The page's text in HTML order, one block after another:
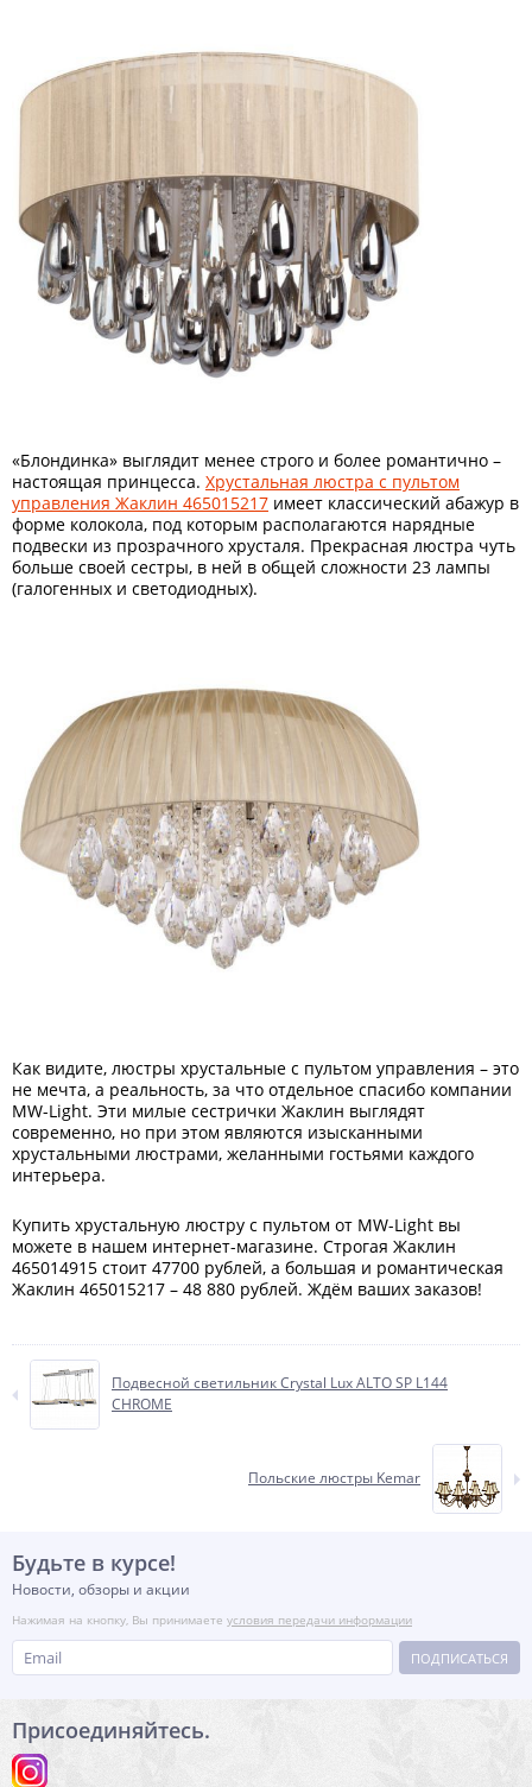
«Блондинка» выглядит менее строго и более романтично –
настоящая принцесса. Хрустальная люстра с пультом
управления Жаклин 465015217 имеет классический абажур в
форме колокола, под которым располагаются нарядные
подвески из прозрачного хрусталя. Прекрасная люстра чуть
больше своей сестры, в ней в общей сложности 23 лампы
(галогенных и светодиодных).
Как видите, люстры хрустальные с пультом управления – это
не мечта, а реальность, за что отдельное спасибо компании
MW-Light. Эти милые сестрички Жаклин выглядят
современно, но при этом являются изысканными
хрустальными люстрами, желанными гостьями каждого
интерьера.
Купить хрустальную люстру с пультом от MW-Light вы
можете в нашем интернет-магазине. Строгая Жаклин
465014915 стоит 47700 рублей, а большая и романтическая
Жаклин 465015217 – 48 880 рублей. Ждём ваших заказов!
Подвесной светильник Crystal Lux ALTO SP L144
CHROME
Польские люстры Kemar
Будьте в курсе!
Новости, обзоры и акции
Нажимая на кнопку, Вы принимаете условия передачи информации
ПОДПИСАТЬСЯ
Присоединяйтесь.